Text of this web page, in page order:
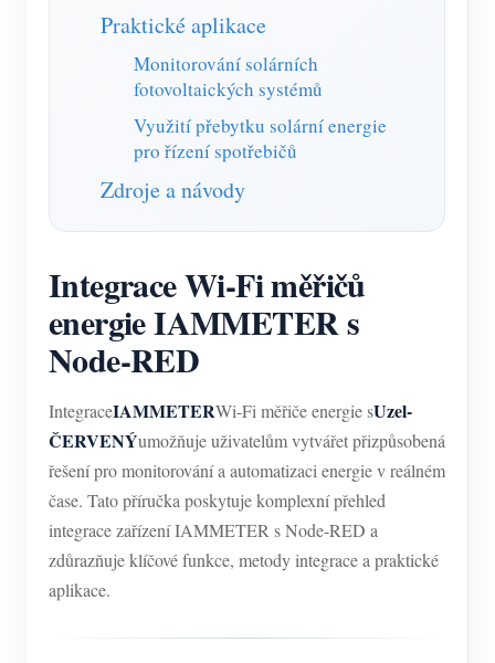
Výukové video
FAQ
Zprávy
Blogy
Prozkoumat
Program odměn
Kontakt
O nás
Praktické aplikace
Monitorování solárních
fotovoltaických systémů
Využití přebytku solární energie
pro řízení spotřebičů
Zdroje a návody
Integrace Wi-Fi měřičů
energie IAMMETER s
Node-RED
IntegraceIAMMETERWi-Fi měřiče energie sUzel-
ČERVENÝumožňuje uživatelům vytvářet přizpůsobená
řešení pro monitorování a automatizaci energie v reálném
čase. Tato příručka poskytuje komplexní přehled
integrace zařízení IAMMETER s Node-RED a
zdůrazňuje klíčové funkce, metody integrace a praktické
aplikace.